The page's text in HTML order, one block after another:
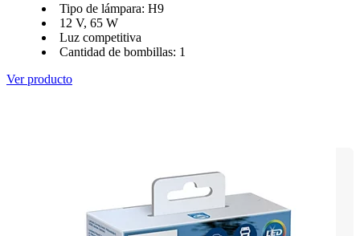
Tipo de lámpara: H9
12 V, 65 W
Luz competitiva
Cantidad de bombillas: 1
Ver producto